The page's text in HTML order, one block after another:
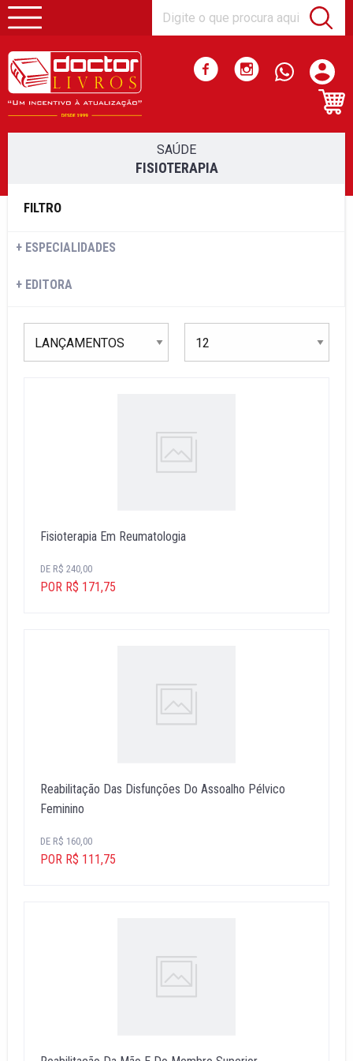
SAÚDE
FISIOTERAPIA
FILTRO
ESPECIALIDADES
EDITORA
Fisioterapia Em Reumatologia
DE R$ 240,00
POR R$ 171,75
Reabilitação Das Disfunções Do Assoalho Pélvico
Feminino
DE R$ 160,00
POR R$ 111,75